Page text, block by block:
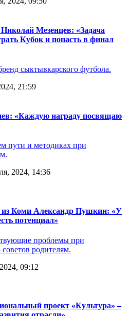
Мезенцев: «Задача
Кубок и попасть в финал
сыктывкарского футбола.
21:59
«Каждую награду посвящаю
пути и методиках при
2024, 14:36
из Коми Александр Пушкин: «У
потенциал»
проблемы при
родителям.
09:12
проект «Культура» –